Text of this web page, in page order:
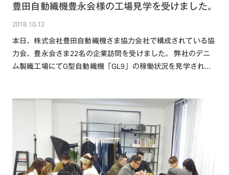
豊田自動織機豊永会様の工場見学を受けました。
2018.10.12
本日、株式会社豊田自動織機さま協力会社で構成されている協
力会、豊永会さま22名の企業訪問を受けました。 弊社のデニ
ム製織工場にてG型自動織機「GL9」の稼働状況を見学されま
OUR COMPASS